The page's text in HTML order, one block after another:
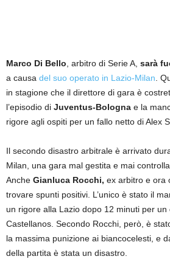
Marco Di Bello , arbitro di Serie A, sarà
a causa del suo operato in Lazio-Milan .
in stagione che il direttore di gara è
l’episodio di Juventus-Bologna e la
rigore agli ospiti per un fallo netto di Alex
Il secondo disastro arbitrale è arrivato
Milan, una gara mal gestita e mai
Anche Gianluca Rocchi, ex arbitro e ora
trovare spunti positivi. L’unico è stato il
un rigore alla Lazio dopo 12 minuti per
Castellanos. Secondo Rocchi, però, è
la massima punizione ai biancocelesti, e
della partita è stata un disastro.